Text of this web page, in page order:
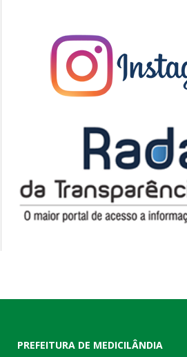
PREFEITURA DE MEDICILÂNDIA